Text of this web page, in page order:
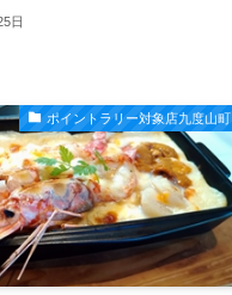
日
ポイントラリー対象店九度山町